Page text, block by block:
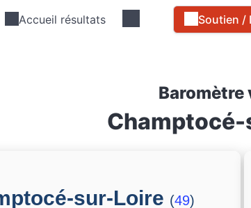
Accueil résultats Soutien /
Baromètre
sur-Loire (49)